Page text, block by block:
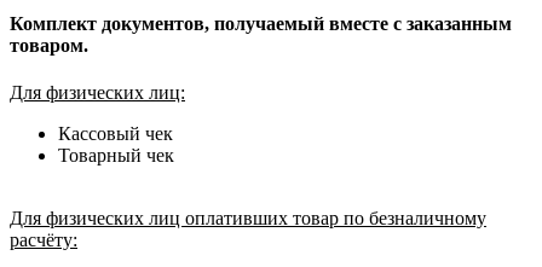
Комплект документов, получаемый вместе с заказанным
товаром.
Для физических лиц:
Кассовый чек
Товарный чек
Для физических лиц оплативших товар по безналичному
расчёту: